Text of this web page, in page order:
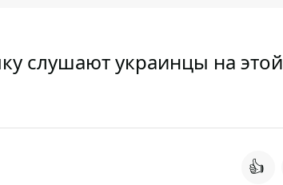
слушают украинцы на этой
👍